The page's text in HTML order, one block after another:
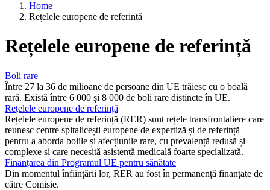
Home
Rețelele europene de referință
Rețelele europene de referință
Boli rare
Între 27 la 36 de milioane de persoane din UE trăiesc cu o boală
rară. Există între 6 000 și 8 000 de boli rare distincte în UE.
Rețelele europene de referință
Rețelele europene de referință (RER) sunt rețele transfrontaliere care
reunesc centre spitalicești europene de expertiză și de referință
pentru a aborda bolile și afecțiunile rare, cu prevalență redusă și
complexe și care necesită asistență medicală foarte specializată.
Finanțarea din Programul UE pentru sănătate
Din momentul înființării lor, RER au fost în permanență finanțate de
către Comisie.